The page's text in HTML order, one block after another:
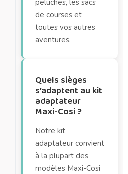
peluches, les sacs
de courses et
toutes vos autres
aventures.
Quels sièges
s’adaptent au kit
adaptateur
Maxi-Cosi ?
Notre kit
adaptateur convient
à la plupart des
modèles Maxi-Cosi